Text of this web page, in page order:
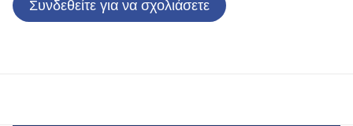
Συνδεθείτε για να σχολιάσετε